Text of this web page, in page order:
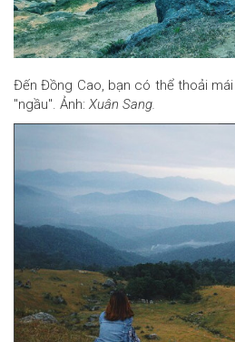
Đến Đồng Cao, bạn có thể thoải
"ngầu". Ảnh: Xuân Sang.